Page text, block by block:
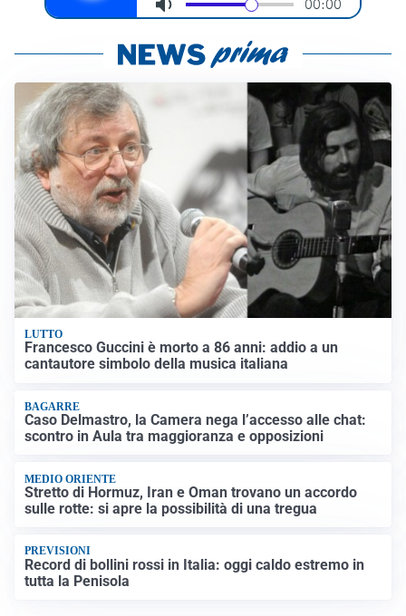
LUTTO
Francesco Guccini è morto a 86 anni: addio a un
cantautore simbolo della musica italiana
BAGARRE
Caso Delmastro, la Camera nega l’accesso alle chat:
scontro in Aula tra maggioranza e opposizioni
MEDIO ORIENTE
Stretto di Hormuz, Iran e Oman trovano un accordo
sulle rotte: si apre la possibilità di una tregua
PREVISIONI
Record di bollini rossi in Italia: oggi caldo estremo in
tutta la Penisola